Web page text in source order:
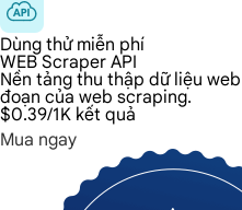
Dùng thử miễn phí
WEB Scraper API
Nền tảng thu thập dữ liệu
đoạn của web scraping.
$0.39/1K kết quả
Mua ngay